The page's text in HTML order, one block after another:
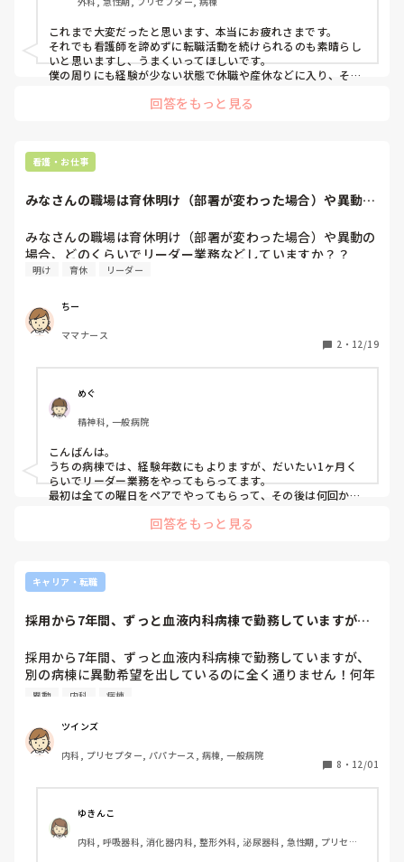
これまで大変だったと思います、本当にお疲れさまです。
それでも看護師を諦めずに転職活動を続けられるのも素晴らし
いと思いますし、うまくいってほしいです。
僕の周りにも経験が少ない状態で休職や産休などに入り、そこ
気をつけてほしい、ということです。
今の経験や技術を考えると次の職場はできるだけ環境がよい場
所を選べた方がいいと思うので、そこだけは気をつけてほしい
な、と思いました。
回答をもっと見る
看護・お仕事
みなさんの職場は育休明け（部署が変わった場合）や異動の
みなさんの職場は育休明け（部署が変わった場合）や異動の
場合、どのくらいでリーダー業務などしていますか？？
明け 育休 リーダー
ちー
ママナース
2 ・ 12/19
めぐ
精神科, 一般病院
こんばんは。
うちの病棟では、経験年数にもよりますが、だいたい1ヶ月く
らいでリーダー業務をやってもらってます。
最初は全ての曜日をペアでやってもらって、その後は何回かは
回診や指示受けの少ない曜日にしたりとかはしてます。
回答をもっと見る
キャリア・転職
採用から7年間、ずっと血液内科病棟で勤務していますが、
採用から7年間、ずっと血液内科病棟で勤務していますが、
別の病棟に異動希望を出しているのに全く通りません！何年
も同じ病棟から抜け出せない方、いらっしゃいますか？看護
異動 内科 病棟
ツインズ
内科, プリセプター, パパナース, 病棟, 一般病院
8 ・ 12/01
ゆきんこ
内科, 呼吸器科, 消化器内科, 整形外科, 泌尿器科, 急性期, プリセプ